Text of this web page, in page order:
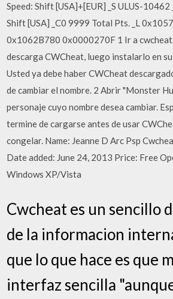
Speed: Shift [USA]+[EUR] _S ULUS-10462
Shift [USA] _C0 9999 Total Pts. _L
0x1062B780 0x0000270F 1 Ir a
descarga CWCheat, luego instalarlo en
Usted ya debe haber CWCheat
de cambiar el nombre. 2 Abrir "Monster
personaje cuyo nombre desea cambiar.
termine de cargarse antes de usar
congelar. Name: Jeanne D Arc Psp
Date added: June 24, 2013 Price: Free
Windows XP/Vista
Cwcheat es un sencillo
de la informacion
que lo que hace es que
interfaz sencilla